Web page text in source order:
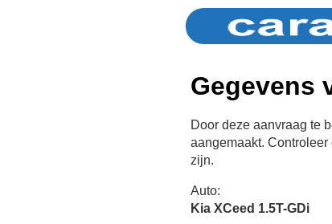
Gegevens
Door deze aanvraag te
aangemaakt.
zijn.
Auto:
Kia XCeed 1.5T-GDi